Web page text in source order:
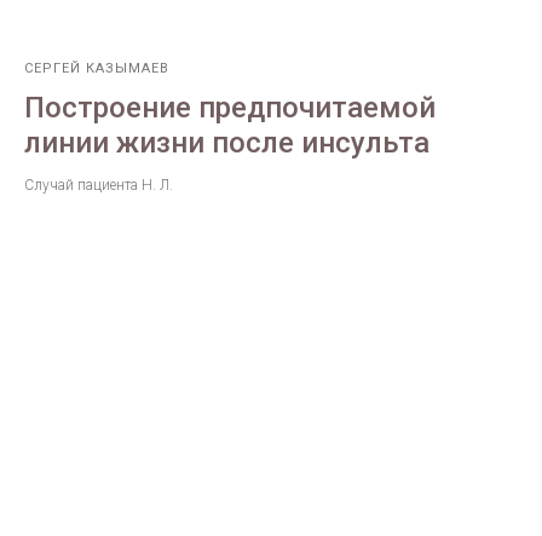
СЕРГЕЙ КАЗЫМАЕВ
Построение предпочитаемой
линии жизни после инсульта
Случай пациента Н. Л.